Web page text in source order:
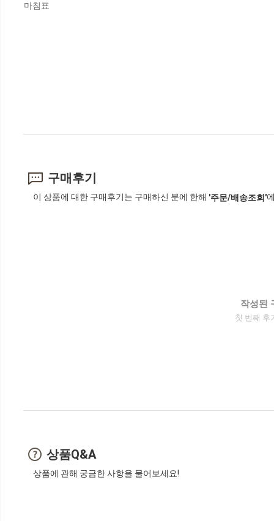
마침표
구매후기
이 상품에 대한 구매후기는 구매하신 분에 한해 '주문/배송조회'
작성된
첫 번째 후
상품Q&A
상품에 관해 궁금한 사항을 물어보세요!